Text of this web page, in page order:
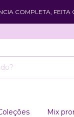
COMPLETA,
Mix